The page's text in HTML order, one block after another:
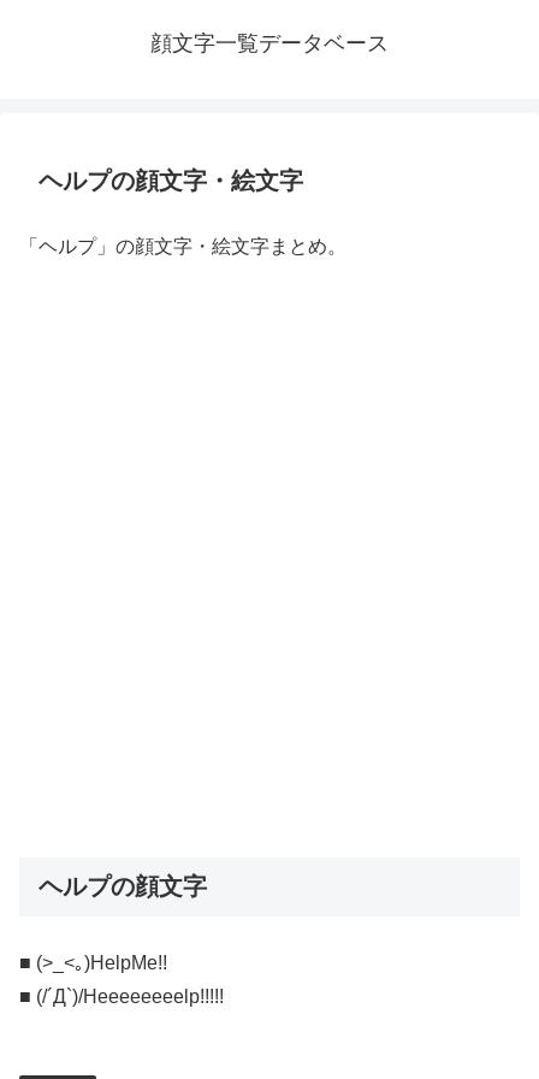
顔文字一覧データベース
ヘルプの顔文字・絵文字
「ヘルプ」の顔文字・絵文字まとめ。
ヘルプの顔文字
■ (>_<｡)HelpMe!!
■ (/´Д`)/Heeeeeeeelp!!!!!